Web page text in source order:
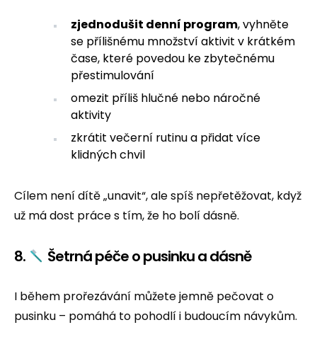
zjednodušit denní program, vyhněte
se přílišnému množství aktivit v krátkém
čase, které povedou ke zbytečnému
přestimulování
omezit příliš hlučné nebo náročné
aktivity
zkrátit večerní rutinu a přidat více
klidných chvil
Cílem není dítě „unavit“, ale spíš nepřetěžovat, když
už má dost práce s tím, že ho bolí dásně.
8. Šetrná péče o pusinku a dásně
I během prořezávání můžete jemně pečovat o
pusinku – pomáhá to pohodlí i budoucím návykům.